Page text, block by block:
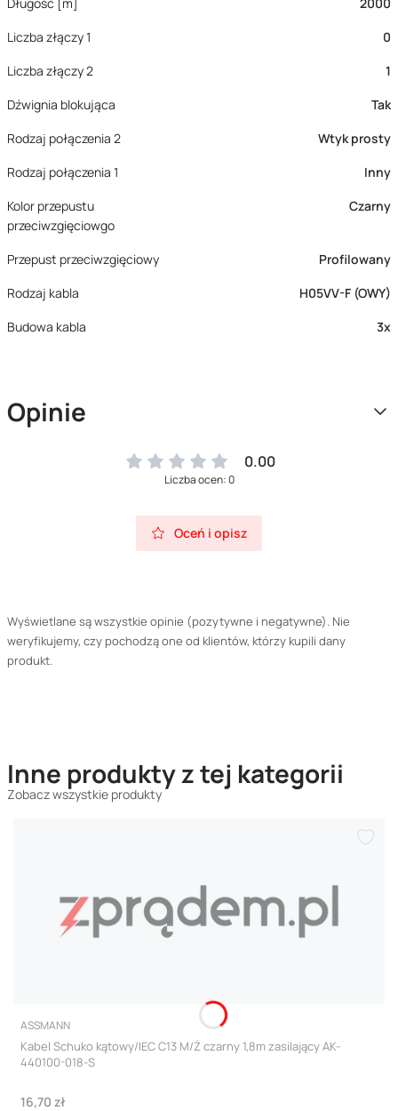
Liczba złączy 1
0
Liczba złączy 2
1
Dźwignia blokująca
Tak
Rodzaj połączenia 2
Wtyk prosty
Rodzaj połączenia 1
Inny
Kolor przepustu
przeciwzgięciowgo
Czarny
Przepust przeciwzgięciowy
Profilowany
Rodzaj kabla
H05VV-F (OWY)
Budowa kabla
3x
Opinie
0.00
Liczba ocen: 0
Oceń i opisz
Wyświetlane są wszystkie opinie (pozytywne i negatywne). Nie
weryfikujemy, czy pochodzą one od klientów, którzy kupili dany
produkt.
Inne produkty z tej kategorii
Zobacz wszystkie produkty
PRODUCENT
ASSMANN
Kabel Schuko kątowy/IEC C13 M/Ż czarny 1,8m zasilający AK-
440100-018-S
Cena
16,70 zł